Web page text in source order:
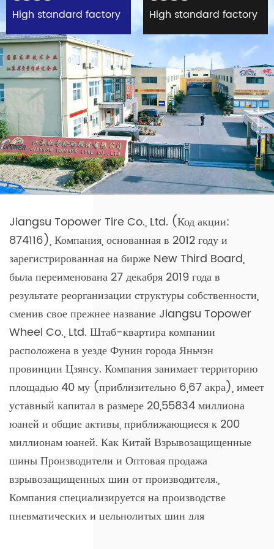
High standard factory High standard factory
Jiangsu Topower Tire Co., Ltd. (Код акции:
874116), Компания, основанная в 2012 году и
зарегистрированная на бирже New Third Board,
была переименована 27 декабря 2019 года в
результате реорганизации структуры собственности,
сменив свое прежнее название Jiangsu Topower
Wheel Co., Ltd. Штаб-квартира компании
расположена в уезде Фунин города Яньчэн
провинции Цзянсу. Компания занимает территорию
площадью 40 му (приблизительно 6,67 акра), имеет
уставный капитал в размере 20,55834 миллиона
юаней и общие активы, приближающиеся к 200
миллионам юаней. КакКитай Взрывозащищенные
шины Производители и Оптовая продажа
взрывозащищенных шин от производителя.,
Компания специализируется на производстве
пневматических и цельнолитых шин для